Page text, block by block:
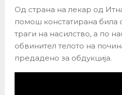
Од страна на лекар од
помош констатирана била
траги на насилство, а по
обвинител телото на
предадено за обдукција.